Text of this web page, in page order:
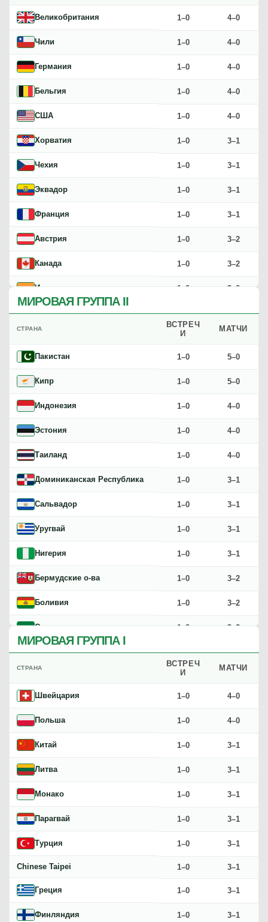
Великобритания 1–0 4–0
Чили 1–0 4–0
Германия 1–0 4–0
Бельгия 1–0 4–0
США 1–0 4–0
Хорватия 1–0 3–1
Чехия 1–0 3–1
Эквадор 1–0 3–1
Франция 1–0 3–1
Австрия 1–0 3–2
Канада 1–0 3–2
Индия 1–0 3–2
Республика Корея 1–0 3–2
0–1
Бразилия 0–1 2–3
Нидерланды 0–1 2–3
Аргентина 0–1 2–3
Дания 0–1 1–3
Швеция 0–1 1–3
Австралия 0–1 1–3
Словакия 0–1 1–3
Норвегия 0–1 0–4
Сербия 0–1 0–4
Перу 0–1 0–4
Болгария 0–1 0–4
МИРОВАЯ ГРУППА II
СТРАНА
ВСТРЕЧ
И
МАТЧИ
Пакистан 1–0 5–0
Кипр 1–0 5–0
Индонезия 1–0 4–0
Эстония 1–0 4–0
Таиланд 1–0 4–0
Доминиканская Республика 1–0 3–1
Сальвадор 1–0 3–1
Уругвай 1–0 3–1
Нигерия 1–0 3–1
Бермудские о-ва 1–0 3–2
Боливия 1–0 3–2
Сирия 1–0 3–2
ЮАР 1–0 3–2
0–1
Барбадос 0–1 2–3
Ирландия 0–1 2–3
Черногория 0–1 2–3
Латвия 0–1 1–3
Бенин 0–1 1–3
Ямайка 0–1 1–3
Узбекистан 0–1 1–3
МИРОВАЯ ГРУППА I
СТРАНА
ВСТРЕЧ
И
МАТЧИ
Швейцария 1–0 4–0
Польша 1–0 4–0
Китай 1–0 3–1
Литва 1–0 3–1
Монако 1–0 3–1
Парагвай 1–0 3–1
Турция 1–0 3–1
Chinese Taipei 1–0 3–1
Греция 1–0 3–1
Финляндия 1–0 3–1